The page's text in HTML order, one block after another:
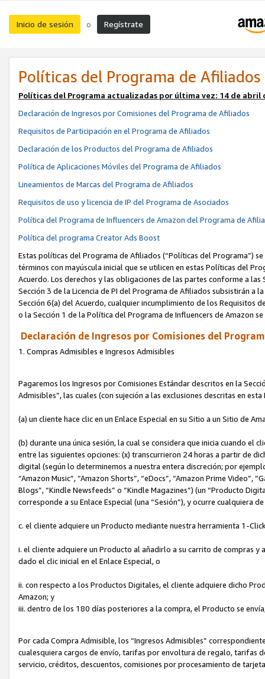
Inicio de sesión o Regístrate
Políticas del Programa de Afiliados
Políticas del Programa actualizadas por última vez: 14 de abril
Declaración de Ingresos por Comisiones del Programa de Afiliados
Requisitos de Participación en el Programa de Afiliados
Declaración de los Productos del Programa de Afiliados
Política de Aplicaciones Móviles del Programa de Afiliados
Lineamientos de Marcas del Programa de Afiliados
Requisitos de uso y licencia de IP del Programa de Asociados
Política del Programa de Influencers de Amazon del Programa de
Política del programa Creator Ads Boost
Estas políticas del Programa de Afiliados (“Políticas del Programa”)
términos con mayúscula inicial que se utilicen en estas Políticas del
Acuerdo. Los derechos y las obligaciones de las partes conforme a
Sección 3 de la Licencia de PI del Programa de Afiliados subsistirán
Sección 6(a) del Acuerdo, cualquier incumplimiento de los Requisitos
o la Sección 1 de la Política del Programa de Influencers de Amazon
Declaración de Ingresos por Comisiones del
1. Compras Admisibles e Ingresos Admisibles
Pagaremos los Ingresos por Comisiones Estándar descritos en la
Admisibles”, las cuales (con sujeción a las exclusiones descritas en
(a) un cliente hace clic en un Enlace Especial en su Sitio a un Sitio de
(b) durante una única sesión, la cual se considera que inicia cuando el
entre las siguientes opciones: (x) transcurrieron 24 horas a partir de
digital (según lo determinemos a nuestra entera discreción; por
“Amazon Music”, “Amazon Shorts”, “eDocs”, “Amazon Prime Video”,
Blogs”, “Kindle Newsfeeds” o “Kindle Magazines”) (un “Producto
corresponde a su Enlace Especial (una “Sesión”), y ocurre cualquiera
c. el cliente adquiere un Producto mediante nuestra herramienta 1-
i. el cliente adquiere un Producto al añadirlo a su carrito de compras
dado el clic inicial en el Enlace Especial, o
ii. con respecto a los Productos Digitales, el cliente adquiere dicho
Amazon; y
iii. dentro de los 180 días posteriores a la compra, el Producto se
Por cada Compra Admisible, los “Ingresos Admisibles”
cualesquiera cargos de envío, tarifas por envoltura de regalo, tarifas
servicio, créditos, descuentos, comisiones por procesamiento de